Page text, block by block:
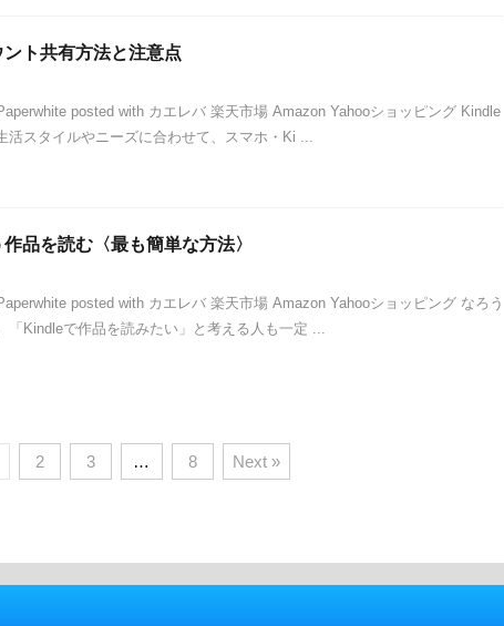
ト共有方法と注意点
posted with カエレバ 楽天市場 Amazon Yahooショッピング Kindle
活スタイルやニーズに合わせて、スマホ・Ki ...
品を読む〈最も簡単な方法〉
posted with カエレバ 楽天市場 Amazon Yahooショッピング なろう
「Kindleで作品を読みたい」と考える人も一定 ...
2 3 … 8 Next »